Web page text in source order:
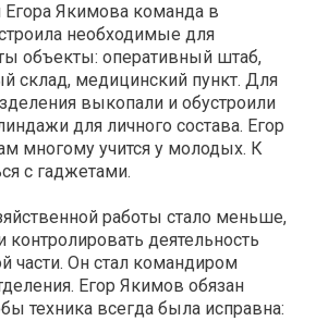
Якимова команда в
необходимые для
объекты: оперативный штаб,
склад, медицинский пункт. Для
выкопали и обустроили
для личного состава. Егор
многому учится у молодых. К
с гаджетами.
работы стало меньше,
контролировать деятельность
части. Он стал командиром
Егор Якимов обязан
техника всегда была исправна: